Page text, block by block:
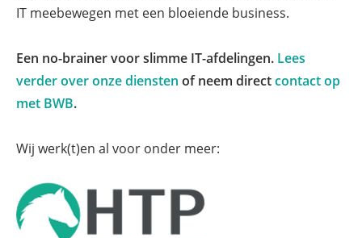
IT meebewegen met een bloeiende business.
Een no-brainer voor slimme IT-afdelingen. Lees
verder over onze diensten of neem directcontact op
met BWB.
Wij werk(t)en al voor onder meer: